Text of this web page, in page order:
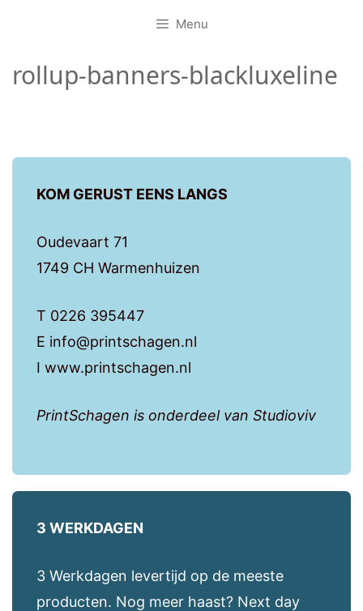
Menu
rollup-banners-blackluxeline
KOM GERUST EENS LANGS
Oudevaart 71
1749 CH Warmenhuizen
T 0226 395447
E info@printschagen.nl
I www.printschagen.nl
PrintSchagen is onderdeel van Studioviv
3 WERKDAGEN
3 Werkdagen levertijd op de meeste
producten. Nog meer haast? Next day